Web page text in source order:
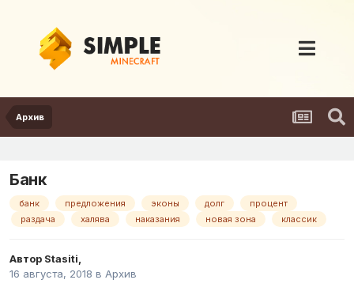
Архив
Банк
банк предложения эконы долг
процент
раздача
халява наказания новая зона классик
Автор Stasiti,
16 августа, 2018 в Архив